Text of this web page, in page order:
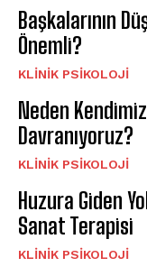
Başkalarının
Önemli?
KLINIK PSIKOLOJI
Neden
Davranıyoruz?
KLINIK PSIKOLOJI
Huzura Giden
Sanat Terapisi
KLINIK PSIKOLOJI